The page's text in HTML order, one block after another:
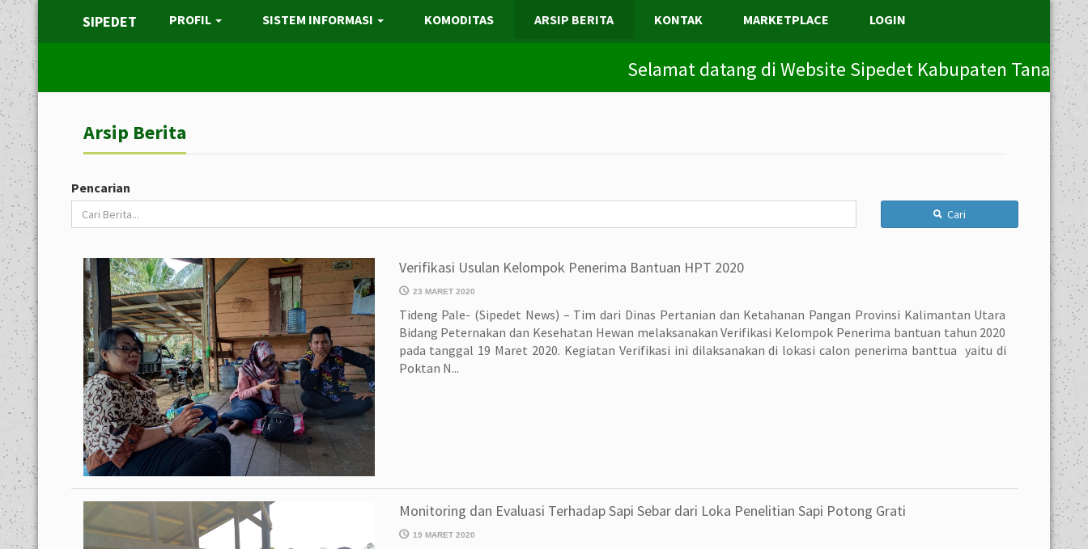
SIPEDET PROFIL SISTEM INFORMASI KOMODITAS ARSIP BERITA KONTAK MARKETPLACE LOGIN
Selamat datang di Website Sipedet Kabupaten Tana Tidung,
Arsip Berita
Pencarian
Cari
Verifikasi Usulan Kelompok Penerima Bantuan HPT 2020
23 MARET 2020
Tideng Pale- (Sipedet News) – Tim dari Dinas Pertanian dan Ketahanan Pangan Provinsi Kalimantan Utara
Bidang Peternakan dan Kesehatan Hewan melaksanakan Verifikasi Kelompok Penerima bantuan tahun 2020
pada tanggal 19 Maret 2020. Kegiatan Verifikasi ini dilaksanakan di lokasi calon penerima banttua yaitu di
Poktan N...
Monitoring dan Evaluasi Terhadap Sapi Sebar dari Loka Penelitian Sapi Potong Grati
19 MARET 2020